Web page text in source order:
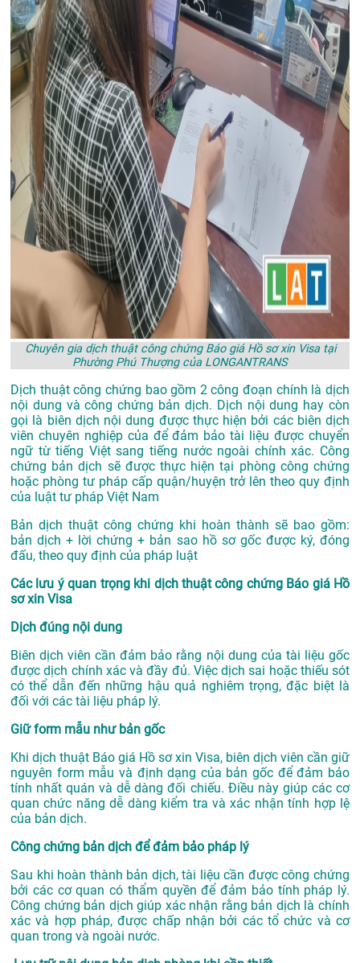
Chuyên gia dịch thuật công chứng Báo giá Hồ sơ xin Visa tại
Phường Phú Thượng của LONGANTRANS
Dịch thuật công chứng bao gồm 2 công đoạn chính là dịch
nội dung và công chứng bản dịch. Dịch nội dung hay còn
gọi là biên dịch nội dung được thực hiện bởi các biên dịch
viên chuyên nghiệp của để đảm bảo tài liệu được chuyển
ngữ từ tiếng Việt sang tiếng nước ngoài chính xác. Công
chứng bản dịch sẽ được thực hiện tại phòng công chứng
hoặc phòng tư pháp cấp quận/huyện trở lên theo quy định
của luật tư pháp Việt Nam
Bản dịch thuật công chứng khi hoàn thành sẽ bao gồm:
bản dịch + lời chứng + bản sao hồ sơ gốc được ký, đóng
đấu, theo quy định của pháp luật
Các lưu ý quan trọng khi dịch thuật công chứng Báo giá Hồ
sơ xin Visa
Dịch đúng nội dung
Biên dịch viên cần đảm bảo rằng nội dung của tài liệu gốc
được dịch chính xác và đầy đủ. Việc dịch sai hoặc thiếu sót
có thể dẫn đến những hậu quả nghiêm trọng, đặc biệt là
đối với các tài liệu pháp lý.
Giữ form mẫu như bản gốc
Khi dịch thuật Báo giá Hồ sơ xin Visa, biên dịch viên cần giữ
nguyên form mẫu và định dạng của bản gốc để đảm bảo
tính nhất quán và dễ dàng đối chiếu. Điều này giúp các cơ
quan chức năng dễ dàng kiểm tra và xác nhận tính hợp lệ
của bản dịch.
Công chứng bản dịch để đảm bảo pháp lý
Sau khi hoàn thành bản dịch, tài liệu cần được công chứng
bởi các cơ quan có thẩm quyền để đảm bảo tính pháp lý.
Công chứng bản dịch giúp xác nhận rằng bản dịch là chính
xác và hợp pháp, được chấp nhận bởi các tổ chức và cơ
quan trong và ngoài nước.